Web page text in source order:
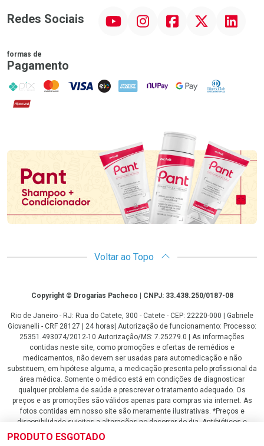
PRODUTO ESGOTADO
Redes Sociais InstagramFacebook Linkedin
formas de
Pagamento
PIX MasterCard
VISA ELO AMEX NuPay Google PayDiners Club
Hipercard
Promoção em Destaque
Voltar ao Topo
CopyrightCopyright © Drogarias Pacheco | CNPJ: 33.438.250/0187-08
Rio de Janeiro - RJ: Rua do Catete, 300 - Catete - CEP: 22220-000 | Gabriele
Giovanelli - CRF 28127 | 24 horas| Autorização de funcionamento: Processo:
25351.493074/2012-10 Autorização/MS: 7.25279.0 | As informações
contidas neste site, como promoções e ofertas de remédios e
medicamentos, não devem ser usadas para automedicação e não
substituem, em hipótese alguma, a medicação prescrita pelo profissional da
área médica. Somente o médico está em condições de diagnosticar
qualquer problema de saúde e prescrever o tratamento adequado. Os
preços e as promoções são válidos apenas para compras via internet. As
fotos contidas em nosso site são meramente ilustrativas. *Preços e
disponibilidade sujeitos a alterações no decorrer do dia. Antibióticos e
antimicrobianos vendas apenas em lojas físicas ou televendas. Portaria nº
344 - 01/02/1999 - Ministério da Saúde. Horário de funcionamento Central